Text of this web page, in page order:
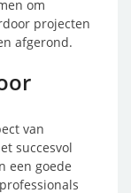
om
projecten
afgerond.
van
succesvol
een goede